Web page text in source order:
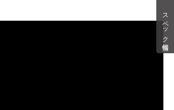
スペック情報